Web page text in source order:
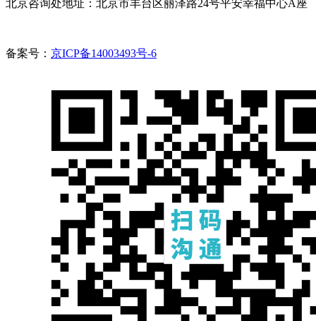
北京咨询处地址：北京市丰台区丽泽路24号平安幸福中心A座
备案号： 京ICP备14003493号-6